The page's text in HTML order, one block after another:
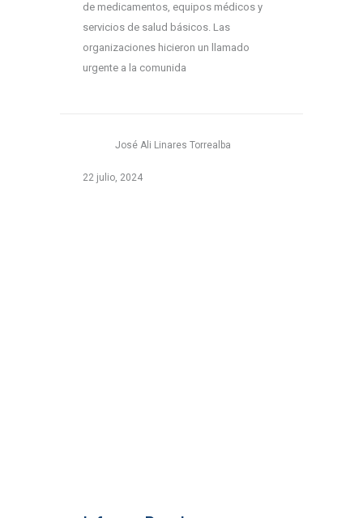
de medicamentos, equipos médicos y
servicios de salud básicos. Las
organizaciones hicieron un llamado
urgente a la comunida
José Ali Linares Torrealba
22 julio, 2024